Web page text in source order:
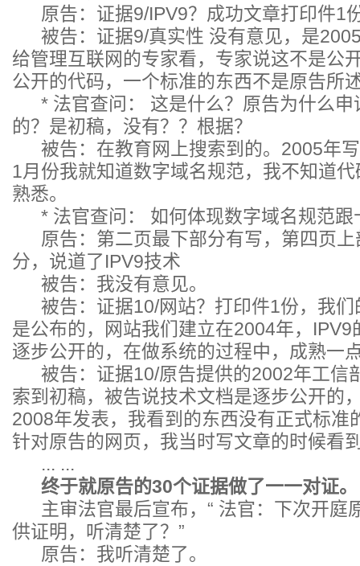
原告：证据9/IPV9？成功文章打印件1
被告：证据9/真实性 没有意见，是
给管理互联网的专家看，专家说这不是公
公开的代码，一个标准的东西不是原告所
* 法官查问： 这是什么？原告为什么申
的？是初稿，没有？？根据？
被告：在教育网上搜索到的。2005年
1月份我就知道数字域名规范，我不知道
熟悉。
* 法官查问： 如何体现数字域名规范跟
原告：第二页最下部分有写，第四页上
分，说道了IPV9技术
被告：我没有意见。
被告：证据10/网站？打印件1份，我们
是公布的，网站我们建立在2004年，
逐步公开的，在做系统的过程中，成熟一
被告：证据10/原告提供的2002年工信
索到初稿，被告说技术文档是逐步公开的
2008年发表，我看到的东西没有正式标准
针对原告的网页，我当时写文章的时候看
... ...
终于就原告的30个证据做了一一对证。
主审法官最后宣布，“ 法官：下次开庭
供证明，听清楚了？”
原告：我听清楚了。